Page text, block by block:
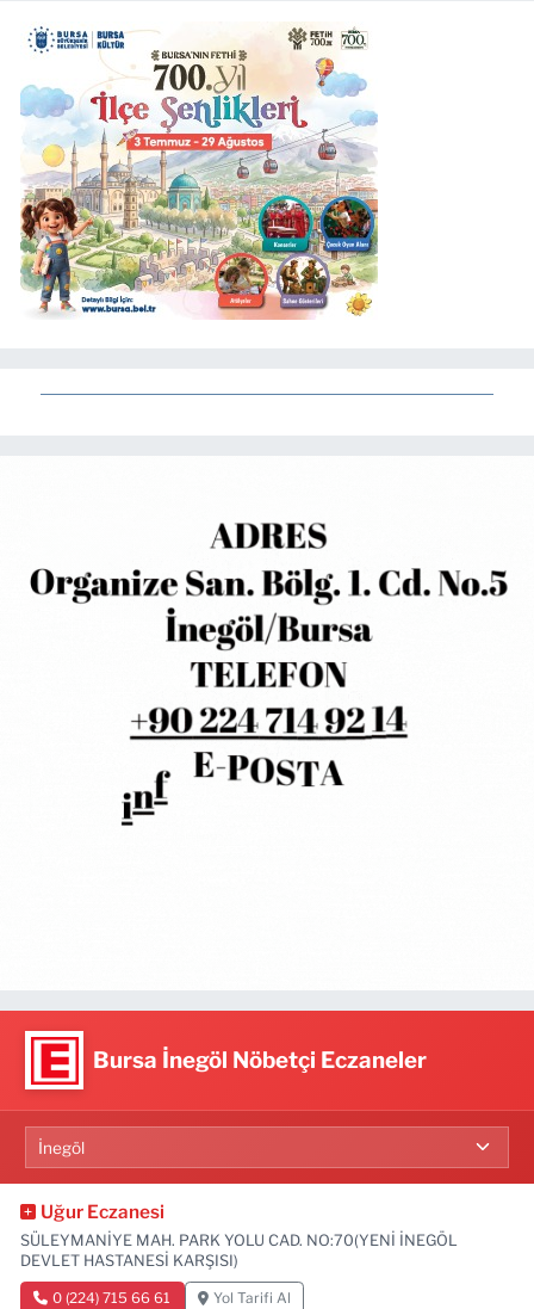
Bursa İnegöl Nöbetçi Eczaneler
Uğur Eczanesi
SÜLEYMANİYE MAH. PARK YOLU CAD. NO:70(YENİ İNEGÖL
DEVLET HASTANESİ KARŞISI)
0 (224) 715 66 61 Yol Tarifi Al